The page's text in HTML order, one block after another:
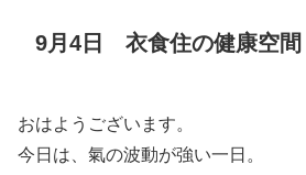
9月4日 衣食住の健康空
おはようございます。
今日は、氣の波動が強い一日。